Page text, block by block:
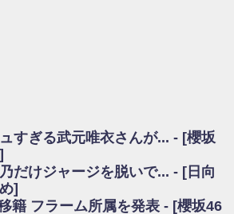
/ 【日向坂46】富田鈴花1st写真集、発売記念記者
め / 【日向坂46】河田陽菜卒業の影響、ガチでデ
ニュース・情報・話題をピックアップ / れなッ
×遠藤理子、8/6「ラヴィット！」水曜スタジオ出
すぎる武元唯衣さんが... - [櫻坂
だけジャージを脱いで... - [日向
]
籍 フラーム所属を発表 - [櫻坂46